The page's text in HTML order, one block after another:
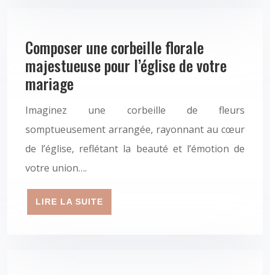
Composer une corbeille florale
majestueuse pour l’église de votre
mariage
Imaginez une corbeille de fleurs
somptueusement arrangée, rayonnant au cœur
de l’église, reflétant la beauté et l’émotion de
votre union….
LIRE LA SUITE